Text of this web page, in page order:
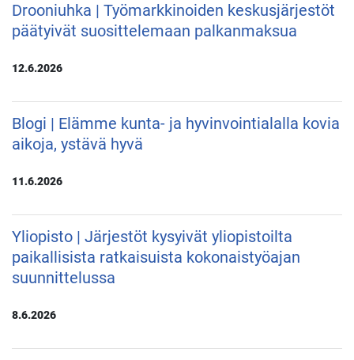
Drooniuhka | Työmarkkinoiden keskusjärjestöt
päätyivät suosittelemaan palkanmaksua
12.6.2026
Blogi | Elämme kunta- ja hyvinvointialalla kovia
aikoja, ystävä hyvä
11.6.2026
Yliopisto | Järjestöt kysyivät yliopistoilta
paikallisista ratkaisuista kokonaistyöajan
suunnittelussa
8.6.2026